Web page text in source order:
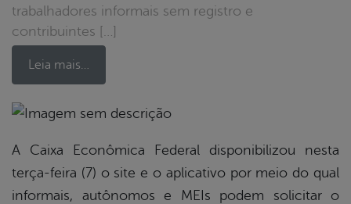
trabalhadores informais sem registro e
contribuintes […]
Leia mais…
A Caixa Econômica Federal disponibilizou nesta
terça-feira (7) o site e o aplicativo por meio do qual
informais, autônomos e MEIs podem solicitar o